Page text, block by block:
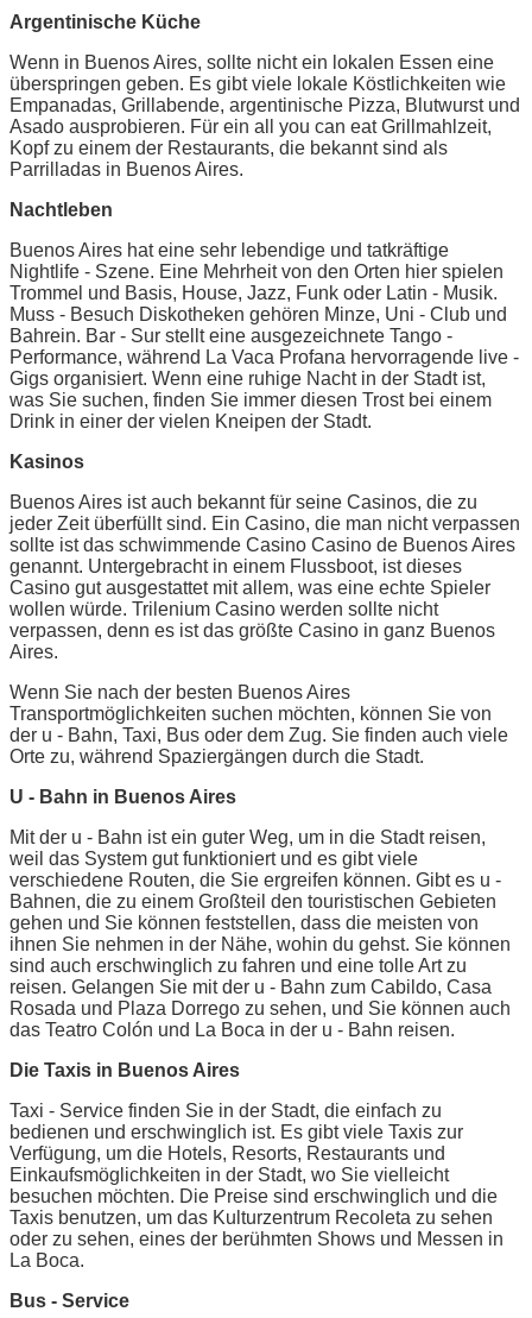
Argentinische Küche
Wenn in Buenos Aires, sollte nicht ein lokalen Essen eine
überspringen geben. Es gibt viele lokale Köstlichkeiten wie
Empanadas, Grillabende, argentinische Pizza, Blutwurst und
Asado ausprobieren. Für ein all you can eat Grillmahlzeit,
Kopf zu einem der Restaurants, die bekannt sind als
Parrilladas in Buenos Aires.
Nachtleben
Buenos Aires hat eine sehr lebendige und tatkräftige
Nightlife - Szene. Eine Mehrheit von den Orten hier spielen
Trommel und Basis, House, Jazz, Funk oder Latin - Musik.
Muss - Besuch Diskotheken gehören Minze, Uni - Club und
Bahrein. Bar - Sur stellt eine ausgezeichnete Tango -
Performance, während La Vaca Profana hervorragende live -
Gigs organisiert. Wenn eine ruhige Nacht in der Stadt ist,
was Sie suchen, finden Sie immer diesen Trost bei einem
Drink in einer der vielen Kneipen der Stadt.
Kasinos
Buenos Aires ist auch bekannt für seine Casinos, die zu
jeder Zeit überfüllt sind. Ein Casino, die man nicht verpassen
sollte ist das schwimmende Casino Casino de Buenos Aires
genannt. Untergebracht in einem Flussboot, ist dieses
Casino gut ausgestattet mit allem, was eine echte Spieler
wollen würde. Trilenium Casino werden sollte nicht
verpassen, denn es ist das größte Casino in ganz Buenos
Aires.
Wenn Sie nach der besten Buenos Aires
Transportmöglichkeiten suchen möchten, können Sie von
der u - Bahn, Taxi, Bus oder dem Zug. Sie finden auch viele
Orte zu, während Spaziergängen durch die Stadt.
U - Bahn in Buenos Aires
Mit der u - Bahn ist ein guter Weg, um in die Stadt reisen,
weil das System gut funktioniert und es gibt viele
verschiedene Routen, die Sie ergreifen können. Gibt es u -
Bahnen, die zu einem Großteil den touristischen Gebieten
gehen und Sie können feststellen, dass die meisten von
ihnen Sie nehmen in der Nähe, wohin du gehst. Sie können
sind auch erschwinglich zu fahren und eine tolle Art zu
reisen. Gelangen Sie mit der u - Bahn zum Cabildo, Casa
Rosada und Plaza Dorrego zu sehen, und Sie können auch
das Teatro Colón und La Boca in der u - Bahn reisen.
Die Taxis in Buenos Aires
Taxi - Service finden Sie in der Stadt, die einfach zu
bedienen und erschwinglich ist. Es gibt viele Taxis zur
Verfügung, um die Hotels, Resorts, Restaurants und
Einkaufsmöglichkeiten in der Stadt, wo Sie vielleicht
besuchen möchten. Die Preise sind erschwinglich und die
Taxis benutzen, um das Kulturzentrum Recoleta zu sehen
oder zu sehen, eines der berühmten Shows und Messen in
La Boca.
Bus - Service